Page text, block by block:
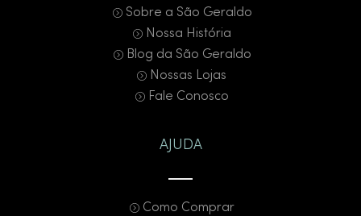
Sobre a São Geraldo
Nossa História
Blog da São Geraldo
Nossas Lojas
Fale Conosco
AJUDA
Como Comprar